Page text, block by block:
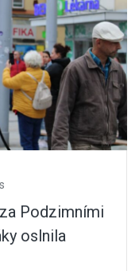
Podzimními
oslnila